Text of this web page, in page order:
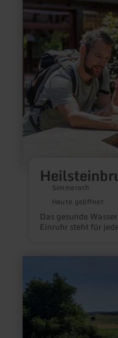
Simmerath
Heute geöffnet
Das gesunde
Einruhr steht für
zu:
Erzgrube
Diepenlinchen